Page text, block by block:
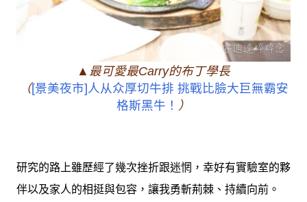
▲最可愛最Carry的布丁學長
（[景美夜市]人从众厚切牛排 挑戰比臉大巨無霸安
格斯黑牛！ ）
研究的路上雖歷經了幾次挫折跟迷惘，幸好有實驗室的夥
伴以及家人的相挺與包容，讓我勇斬荊棘、持續向前。